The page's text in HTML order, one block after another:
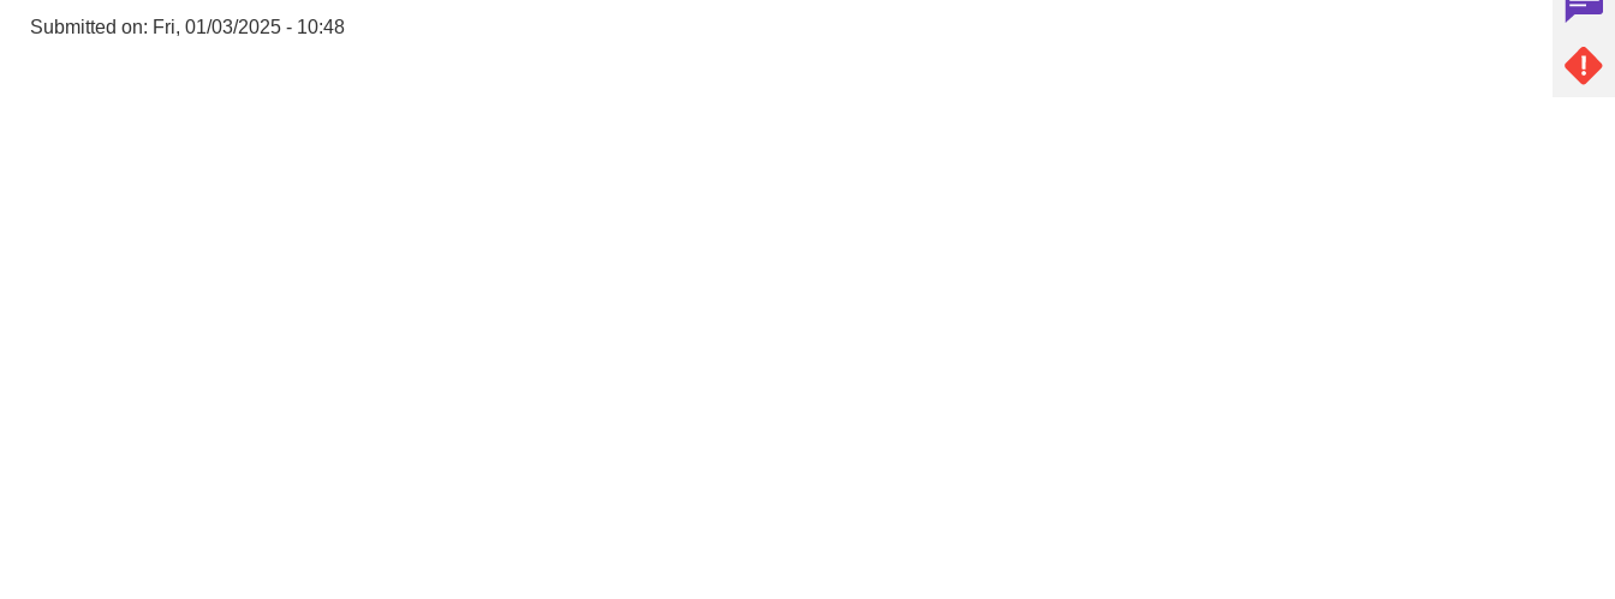
Submitted on: Fri, 01/03/2025 - 10:48